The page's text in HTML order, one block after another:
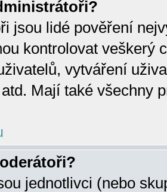
jsou lidé pověření
kontrolovat veškerý
vytváření
Mají také všechny
jednotlivci (nebo